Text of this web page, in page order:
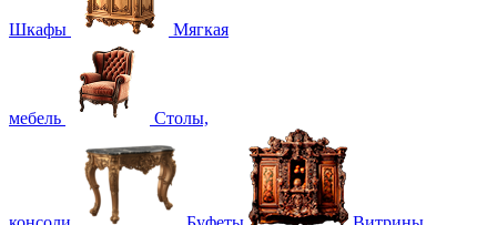
Шкафы Мягкая
мебель Столы,